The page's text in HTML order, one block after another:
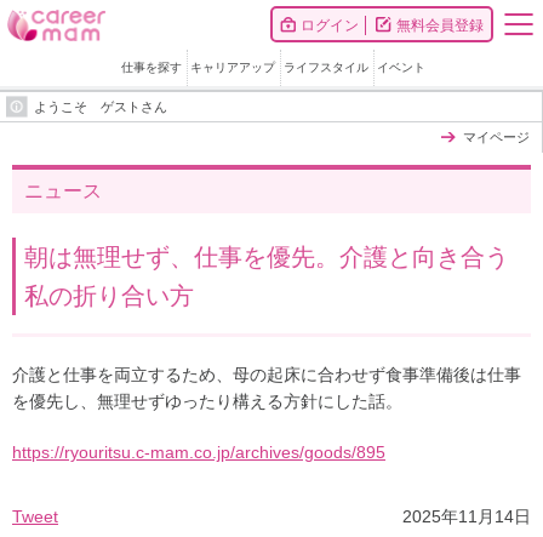
ログイン 無料会員登録
仕事を探す キャリアアップ ライフスタイル イベント
ようこそ ゲストさん
マイページ
ニュース
朝は無理せず、仕事を優先。介護と向き合う
私の折り合い方
介護と仕事を両立するため、母の起床に合わせず食事準備後は仕事
を優先し、無理せずゆったり構える方針にした話。
https://ryouritsu.c-mam.co.jp/archives/goods/895
Tweet 2025年11月14日